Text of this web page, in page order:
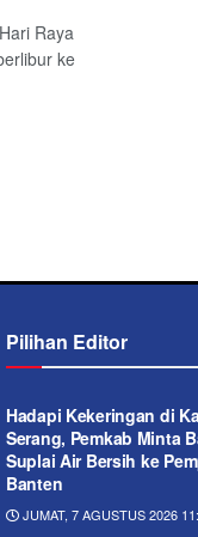
Raya
ke
Pilihan Editor
Hadapi Kekeringan di
Serang, Pemkab Minta
Suplai Air Bersih ke
Banten
JUMAT, 7 AGUSTUS 2026